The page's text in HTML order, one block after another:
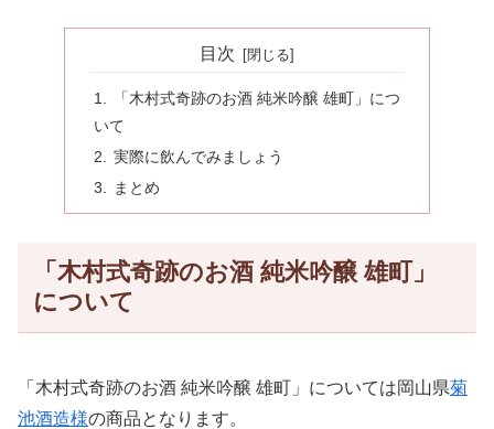
目次
「木村式奇跡のお酒 純米吟醸 雄町」につ
いて
実際に飲んでみましょう
まとめ
「木村式奇跡のお酒 純米吟醸 雄町」
について
「木村式奇跡のお酒 純米吟醸 雄町」については岡山県菊
池酒造様の商品となります。